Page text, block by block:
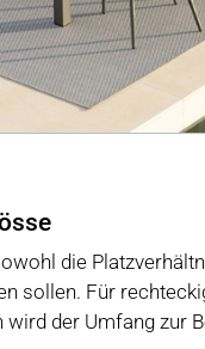
die
sollen. Für
der Umfang zur